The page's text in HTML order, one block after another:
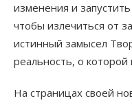
изменения и
чтобы излечиться от
истинный замысел
реальность, о
На страницах своей